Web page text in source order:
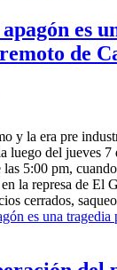
es
de
y la era pre
luego del jueves 7
5:00 pm,
la represa de El
cerrados,
es una tragedia